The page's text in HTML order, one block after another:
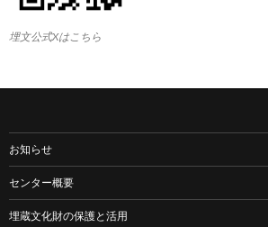
埋文公式Xはこちら
お知らせ
センター概要
埋蔵文化財の保護と活用